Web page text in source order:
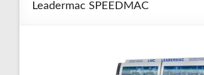
s.
Leadermac SPEEDMAC